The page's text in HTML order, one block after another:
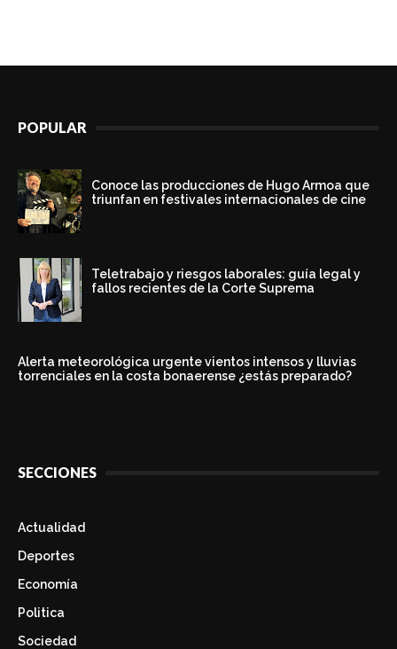
POPULAR
Conoce las producciones de Hugo Armoa que
triunfan en festivales internacionales de cine
Teletrabajo y riesgos laborales: guía legal y
fallos recientes de la Corte Suprema
Alerta meteorológica urgente vientos intensos y lluvias
torrenciales en la costa bonaerense ¿estás preparado?
SECCIONES
Actualidad
Deportes
Economía
Politica
Sociedad